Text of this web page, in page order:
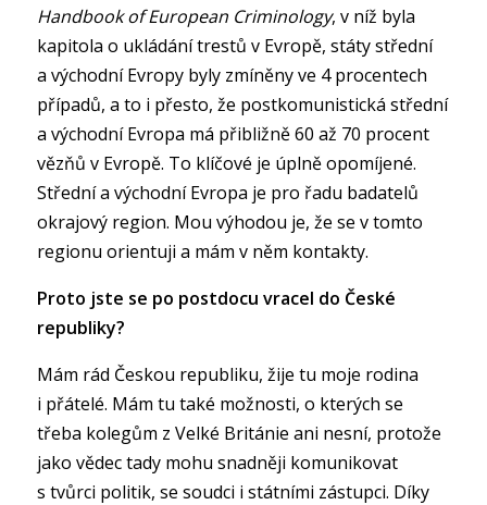
Handbook of European Criminology, v níž byla
kapitola o ukládání trestů v Evropě, státy střední
a východní Evropy byly zmíněny ve 4 procentech
případů, a to i přesto, že postkomunistická střední
a východní Evropa má přibližně 60 až 70 procent
vězňů v Evropě. To klíčové je úplně opomíjené.
Střední a východní Evropa je pro řadu badatelů
okrajový region. Mou výhodou je, že se v tomto
regionu orientuji a mám v něm kontakty.
Proto jste se po postdocu vracel do České
republiky?
Mám rád Českou republiku, žije tu moje rodina
i přátelé. Mám tu také možnosti, o kterých se
třeba kolegům z Velké Británie ani nesní, protože
jako vědec tady mohu snadněji komunikovat
s tvůrci politik, se soudci i státními zástupci. Díky